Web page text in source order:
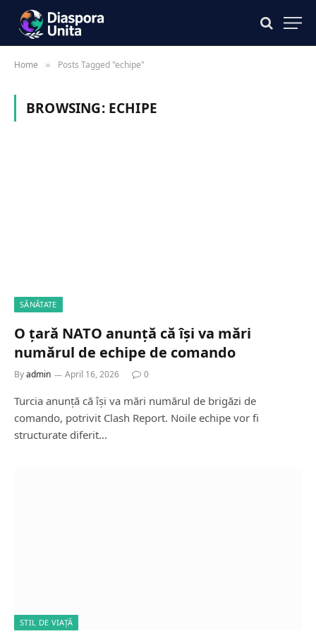
Home » Posts Tagged "echipe"
BROWSING: ECHIPE
SĂNĂTATE
O țară NATO anunță că își va mări
numărul de echipe de comando
Byadmin April 16, 2026 0
Turcia anunță că își va mări numărul de brigăzi de
comando, potrivit Clash Report. Noile echipe vor fi
structurate diferit…
STIL DE VIAȚĂ